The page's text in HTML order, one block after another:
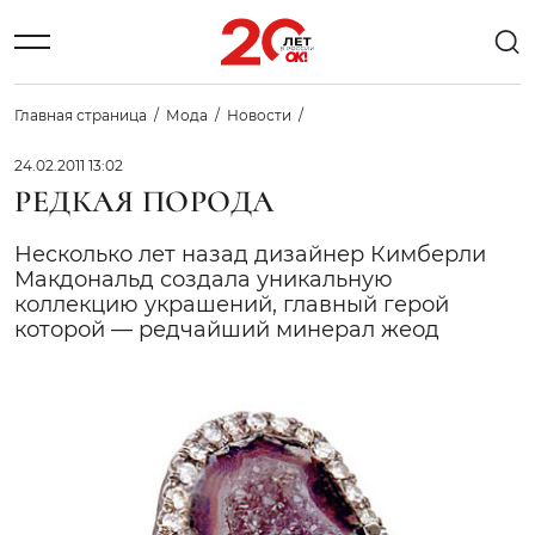
Главная страница Мода Новости
24.02.2011 13:02
РЕДКАЯ ПОРОДА
Несколько лет назад дизайнер Кимберли
Макдональд создала уникальную
коллекцию украшений, главный герой
которой — редчайший минерал жеод